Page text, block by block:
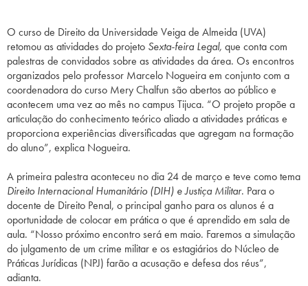
O curso de Direito da Universidade Veiga de Almeida (UVA)
retomou as atividades do projeto Sexta-feira Legal, que conta com
palestras de convidados sobre as atividades da área. Os encontros
organizados pelo professor Marcelo Nogueira em conjunto com a
coordenadora do curso Mery Chalfun são abertos ao público e
acontecem uma vez ao mês no campus Tijuca. “O projeto propõe a
articulação do conhecimento teórico aliado a atividades práticas e
proporciona experiências diversificadas que agregam na formação
do aluno”, explica Nogueira.
A primeira palestra aconteceu no dia 24 de março e teve como tema
Direito Internacional Humanitário (DIH) e Justiça Militar. Para o
docente de Direito Penal, o principal ganho para os alunos é a
oportunidade de colocar em prática o que é aprendido em sala de
aula. “Nosso próximo encontro será em maio. Faremos a simulação
do julgamento de um crime militar e os estagiários do Núcleo de
Práticas Jurídicas (NPJ) farão a acusação e defesa dos réus”,
adianta.